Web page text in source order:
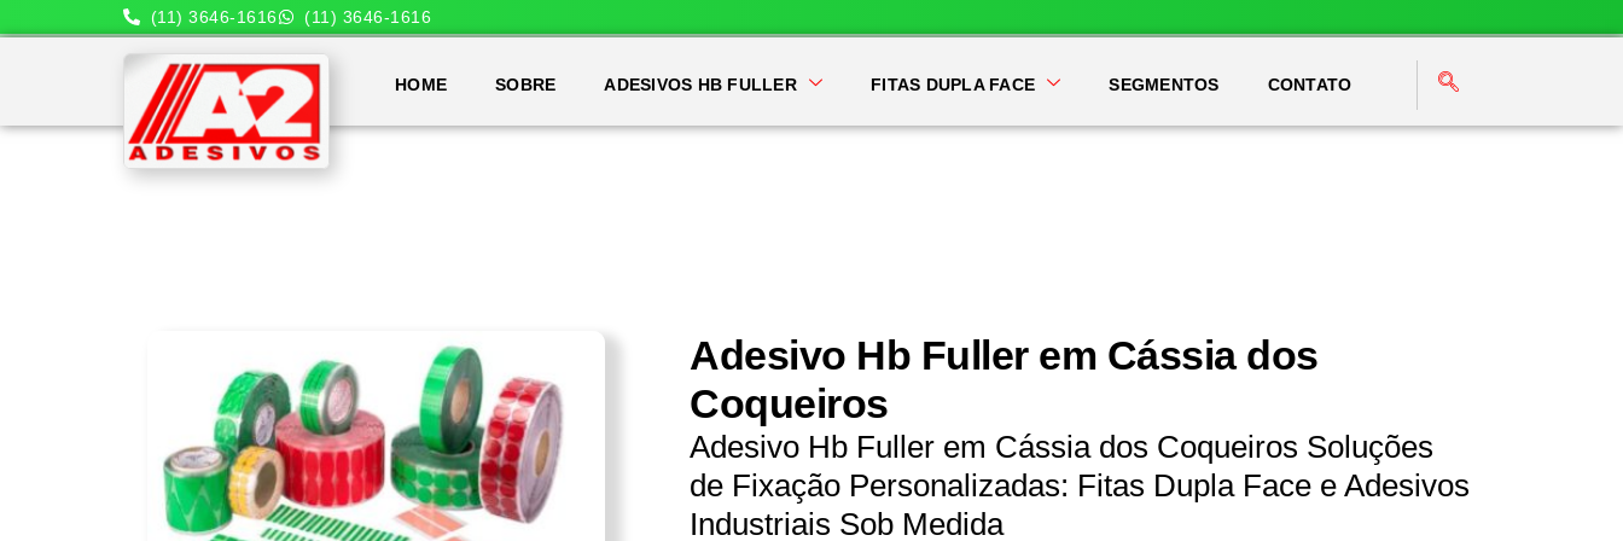
(11) 3646-1616 (11) 3646-1616
HOME SOBRE ADESIVOS HB FULLER FITAS DUPLA FACE SEGMENTOS CONTATO
Adesivo Hb Fuller em Cássia dos
Coqueiros
Adesivo Hb Fuller em Cássia dos Coqueiros Soluções
de Fixação Personalizadas: Fitas Dupla Face e Adesivos
Industriais Sob Medida